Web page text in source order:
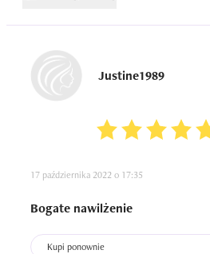
Justine1989
17 października 2022 o 17:35
Bogate nawilżenie
Kupi ponownie